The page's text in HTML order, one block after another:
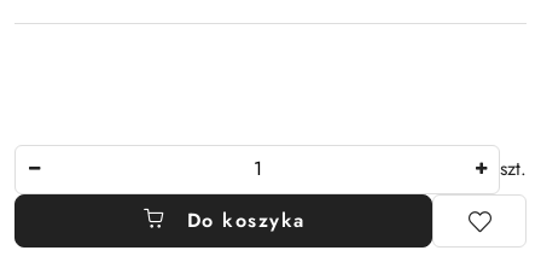
szt.
Do koszyka